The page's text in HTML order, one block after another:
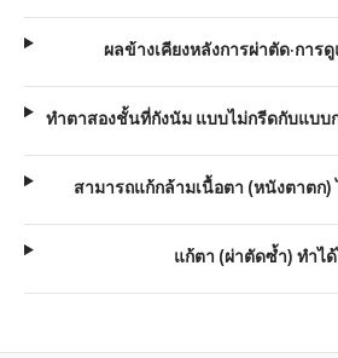
ผลข้างเคียงหลังการผ่าตัด·การ
ทำตาสองชั้นที่กังนัม แบบไม่กรีดกับแบบ
สามารถแก้กล้ามเนื้อตา (หนังตาตก)
แก้ตา (ผ่าตัดซ้ำ) ทำไ